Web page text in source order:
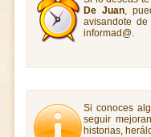
De Juan,
avisandote
informad@.
Si conoces
seguir
historias,